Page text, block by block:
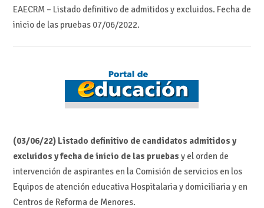
EAECRM – Listado definitivo de admitidos y excluidos. Fecha de
inicio de las pruebas 07/06/2022.
(03/06/22) Listado definitivo de candidatos admitidos y
excluidos y fecha de inicio de las pruebas y el orden de
intervención de aspirantes en la Comisión de servicios en los
Equipos de atención educativa Hospitalaria y domiciliaria y en
Centros de Reforma de Menores.